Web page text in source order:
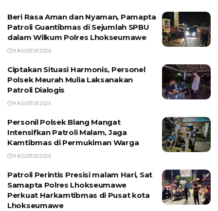
Beri Rasa Aman dan Nyaman, Pamapta
Patroli Guantibmas di Sejumlah SPBU
dalam Wilkum Polres Lhokseumawe
9 AGUSTUS 2026
Ciptakan Situasi Harmonis, Personel
Polsek Meurah Mulia Laksanakan
Patroli Dialogis
9 AGUSTUS 2026
Personil Polsek Blang Mangat
Intensifkan Patroli Malam, Jaga
Kamtibmas di Permukiman Warga
9 AGUSTUS 2026
Patroli Perintis Presisi malam Hari, Sat
Samapta Polres Lhokseumawe
Perkuat Harkamtibmas di Pusat kota
Lhokseumawe